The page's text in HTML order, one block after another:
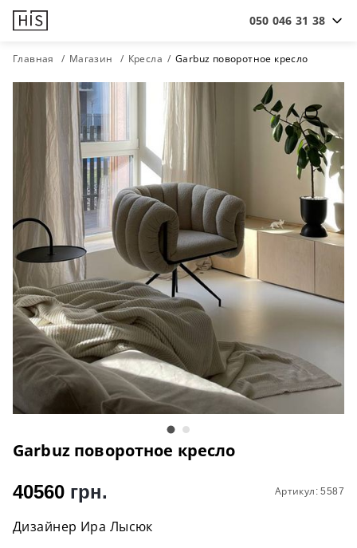
050 046 31 38
Главная Магазин Кресла Garbuz поворотное кресло
Garbuz поворотное кресло
Артикул: 5587
40560 грн.
Дизайнер Ира Лысюк